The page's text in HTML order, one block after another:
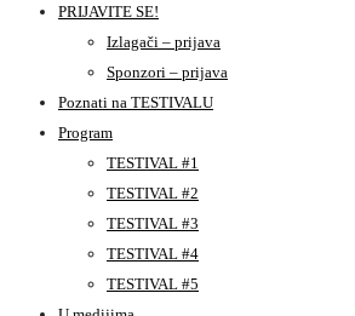
PRIJAVITE SE!
Izlagači – prijava
Sponzori – prijava
Poznati na TESTIVALU
Program
TESTIVAL #1
TESTIVAL #2
TESTIVAL #3
TESTIVAL #4
TESTIVAL #5